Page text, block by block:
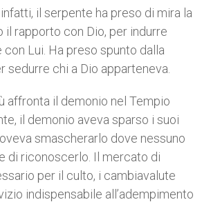
il serpente ha preso di mira la
il rapporto con Dio, per indurre
con Lui. Ha preso spunto dalla
sedurre chi a Dio apparteneva.
affronta il demonio nel Tempio
il demonio aveva sparso i suoi
smascherarlo dove nessuno
di riconoscerlo. Il mercato di
per il culto, i cambiavalute
indispensabile all’adempimento